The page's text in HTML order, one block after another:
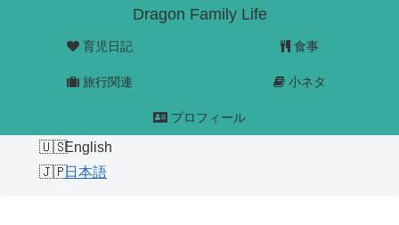
Dragon Family Life
育児日記 食事
旅行関連 小ネタ
プロフィール
English
日本語